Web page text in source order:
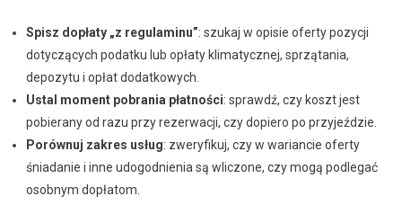
Spisz dopłaty „z regulaminu”: szukaj w opisie oferty pozycji
dotyczących podatku lub opłaty klimatycznej, sprzątania,
depozytu i opłat dodatkowych.
Ustal moment pobrania płatności: sprawdź, czy koszt jest
pobierany od razu przy rezerwacji, czy dopiero po przyjeździe.
Porównuj zakres usług: zweryfikuj, czy w wariancie oferty
śniadanie i inne udogodnienia są wliczone, czy mogą podlegać
osobnym dopłatom.